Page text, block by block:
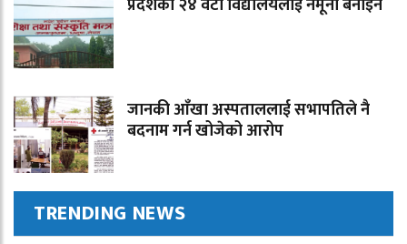
जानकी आँखा अस्पताललाई सभापतिले नै
बदनाम गर्न खोजेको आरोप
TRENDING NEWS